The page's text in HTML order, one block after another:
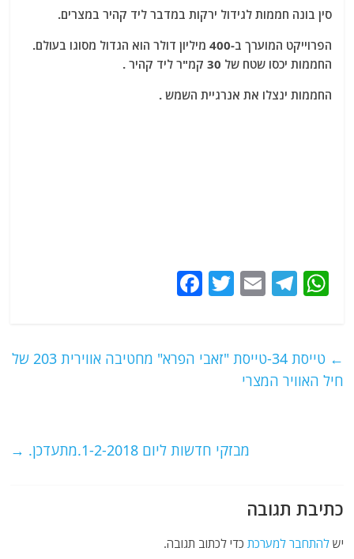
at
s
A
p
e
g
ra
m
ai
l
itt
er
c
e
b
o
סין בונה חממות לגידול ירקות במדבר ליד קהיר במצרים.
הפרוייקט המוערך ב-400 מיליון דולר הוא הגדול מסוגו בעולם.
החממות יכסו שטח של 30 קמ"ר ליד קהיר .
החממות ינצלו את אנרגיית השמש .
W
s
A
T
g
ra
E
l
T
er
e
k
←
טייסת 34-טייסת "זאבי הפרא" מחטיבה אווירית 203 של
חיל האוויר המצרי
מבזקי חדשות ליום 1-2-2018.מתעדכן. →
כתיבת תגובה
ישלהתחבר למערכת כדי לכתוב תגובה.